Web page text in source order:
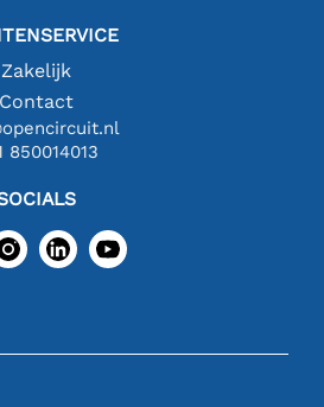
Zakelijk
Contact
850014013